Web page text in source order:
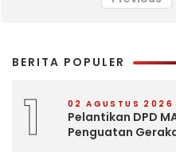
BERITA POPULER
1 02 AGUSTUS 2026
Pelantikan DPD
Penguatan